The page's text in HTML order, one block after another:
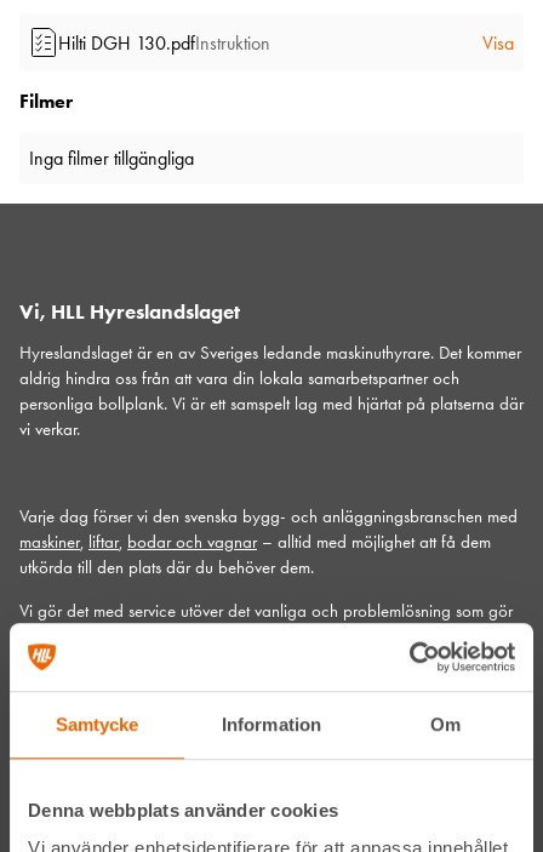
Samtycke Information Om
Denna webbplats använder cookies
Hilti DGH 130.pdfInstruktion Visa
Filmer
Inga filmer tillgängliga
Vi, HLL Hyreslandslaget
Hyreslandslaget är en av Sveriges ledande maskinuthyrare. Det kommer
aldrig hindra oss från att vara din lokala samarbetspartner och
personliga bollplank. Vi är ett samspelt lag med hjärtat på platserna där
vi verkar.
Varje dag förser vi den svenska bygg- och anläggningsbranschen med
maskiner, liftar, bodar och vagnar– alltid med möjlighet att få dem
utkörda till den plats där du behöver dem.
Vi gör det med service utöver det vanliga och problemlösning som gör
människor och relationer. Välkommen in till din närmsta depå!
Kontakta din närmaste depå